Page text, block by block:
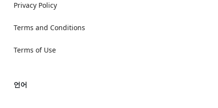
Privacy Policy
Terms and Conditions
Terms of Use
언어